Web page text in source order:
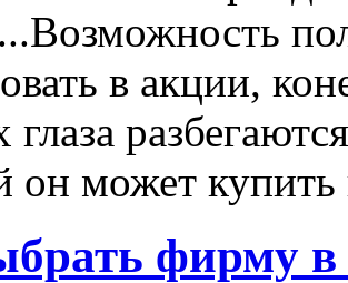
в акции,
глаза
он может купить
фирму в